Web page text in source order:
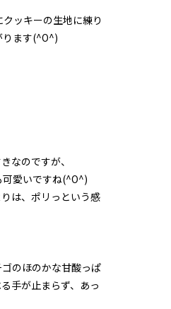
ッキーの生地に練り
ります(^O^)
なのですが、
愛いですね(^O^)
は、ポリっという感
のほのかな甘酸っぱ
手が止まらず、あっ